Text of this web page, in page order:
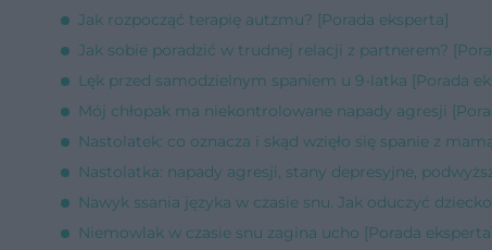
Jak rozpocząć terapię autzmu? [Porada eksperta]
Jak sobie poradzić w trudnej relacji z partnerem?
Lęk przed samodzielnym spaniem u 9-latka [Porada
Mój chłopak ma niekontrolowane napady agresji
Nastolatek: co oznacza i skąd wzięło się spanie z
Nastolatka: napady agresji, stany depresyjne,
Nawyk ssania języka w czasie snu. Jak oduczyć
Niemowlak w czasie snu zagina ucho [Porada